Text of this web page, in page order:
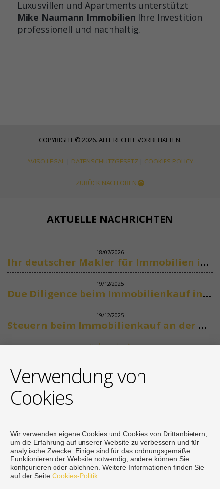
Luxusvillen und Apartments unterstützt
Mike Naumann Immobilien Ihre Investition
professionell und nachhaltig.
COPYRIGHT © 2026. ALLE RECHTE VORBEHALTEN.
AVISO LEGAL | DATENSCHUTZGESETZ | COOKIES POLICY
ZURÜCK NACH OBEN
AKTUELLE NACHRICHTEN
18/07/2026
Ihr deutscher Makler für Immobilien in Marbella
19/12/2025
Due Diligence beim Immobilienkauf in Spanien
19/12/2025
Steuern beim Immobilienkauf an der Costa del Sol
Siehe mehr
+34 622318266
info@mikenaumannimmobilien.com
Von Montag bis Freitag : 10:00 - 18:00
Verwendung von
Cookies
Wir verwenden eigene Cookies und Cookies von Drittanbietern,
um die Erfahrung auf unserer Website zu verbessern und für
analytische Zwecke. Einige sind für das ordnungsgemäße
Funktionieren der Website notwendig, andere können Sie
konfigurieren oder ablehnen. Weitere Informationen finden Sie
auf der Seite Cookies-Politik